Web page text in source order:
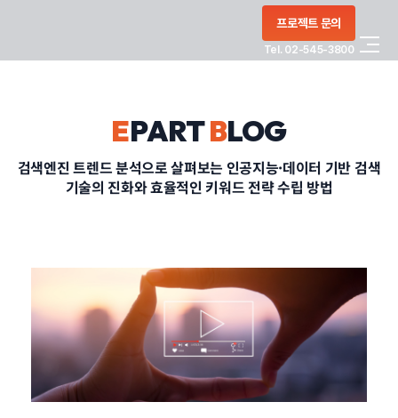
프로젝트 문의
Tel. 02-545-3800
PORTFOLIO
CONTACT
정부지원사업
EPARTBLOG
검색엔진 트렌드 분석으로 살펴보는 인공지능·데이터 기반 검색
기술의 진화와 효율적인 키워드 전략 수립 방법